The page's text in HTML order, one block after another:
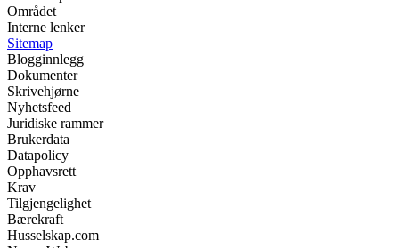
Området
Interne lenker
Sitemap
Blogginnlegg
Dokumenter
Skrivehjørne
Nyhetsfeed
Juridiske rammer
Brukerdata
Datapolicy
Opphavsrett
Krav
Tilgjengelighet
Bærekraft
Husselskap.com